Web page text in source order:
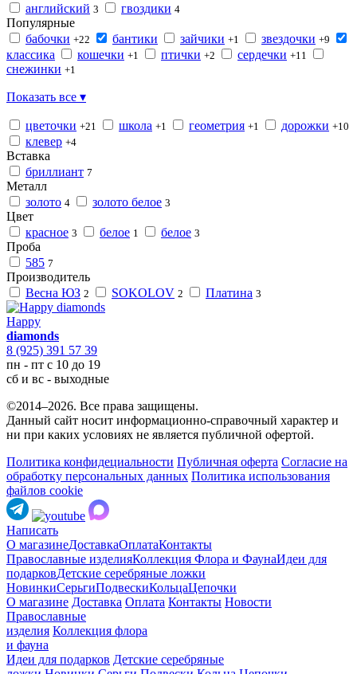
английский 3 гвоздики 4
Популярные
бабочки +22 бантики зайчики +1 звездочки +9
классика кошечки +1 птички +2 сердечки +11
снежинки +1
Показать все ▾
цветочки +21 школа +1 геометрия +1 дорожки +10
клевер +4
Вставка
бриллиант 7
Металл
золото 4 золото белое 3
Цвет
красное 3 белое 1 белое 3
Проба
585 7
Производитель
Весна ЮЗ 2 SOKOLOV 2 Платина 3
Happy
diamonds
8 (925) 391 57 39
пн - пт с 10 до 19
сб и вс - выходные
©2014–2026. Все права защищены.
Данный сайт носит информационно-справочный характер и
ни при каких условиях не является публичной офертой.
Политика конфидециальности Публичная оферта Согласие на
обработку персональных данных Политика использования
файлов cookie
Написать
О магазинеДоставкаОплатаКонтакты
Православные изделияКоллекция Флора и ФаунаИдеи для
подарковДетские серебряные ложки
НовинкиСерьгиПодвескиКольцаЦепочки
О магазине Доставка Оплата Контакты Новости
Православные
изделия Коллекция флора
и фауна
Идеи для подарков Детские серебряные